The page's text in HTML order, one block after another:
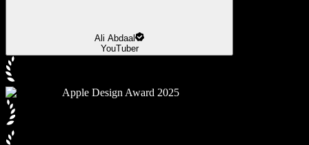
Ali Abdaal
YouTuber
Apple Design Award 2025